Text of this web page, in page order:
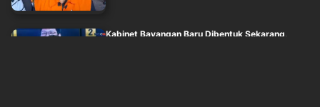
Kabinet Bayangan Baru Dibentuk Sekarang,